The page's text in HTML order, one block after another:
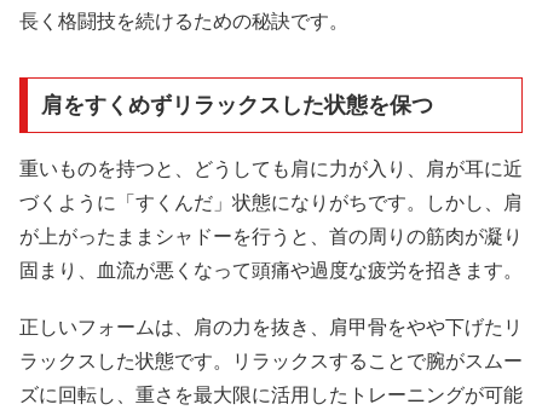
長く格闘技を続けるための秘訣です。
肩をすくめずリラックスした状態を保つ
重いものを持つと、どうしても肩に力が入り、肩が耳に近
づくように「すくんだ」状態になりがちです。しかし、肩
が上がったままシャドーを行うと、首の周りの筋肉が凝り
固まり、血流が悪くなって頭痛や過度な疲労を招きます。
正しいフォームは、肩の力を抜き、肩甲骨をやや下げたリ
ラックスした状態です。リラックスすることで腕がスムー
ズに回転し、重さを最大限に活用したトレーニングが可能